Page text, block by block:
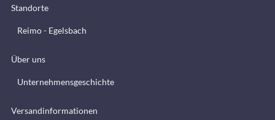
Standorte
Reimo - Egelsbach
Über uns
Unternehmensgeschichte
Versandinformationen